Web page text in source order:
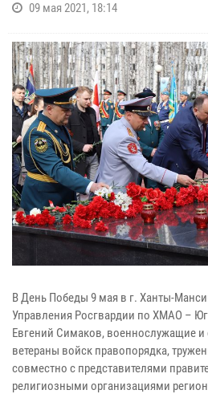
09 мая 2021, 18:14
В День Победы 9 мая в г. Ханты-
Управления Росгвардии по ХМАО –
Евгений Симаков, военнослужащие и
ветераны войск правопорядка,
совместно с представителями
религиозными организациями